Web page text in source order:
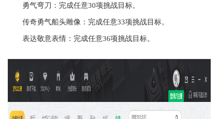
勇气弯刀：完成任意30项挑战目标。
传奇勇气船头雕像：完成任意33项挑战目标。
表达敬意表情：完成任意36项挑战目标。